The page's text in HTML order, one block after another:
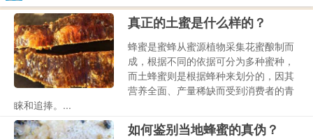
真正的土蜜是什么样的？
蜂蜜是蜜蜂从蜜源植物采集花蜜酿制而
成，根据不同的依据可分为多种蜜种，
而土蜂蜜则是根据蜂种来划分的，因其
营养全面、产量稀缺而受到消费者的青
睐和追捧。...
如何鉴别当地蜂蜜的真伪？